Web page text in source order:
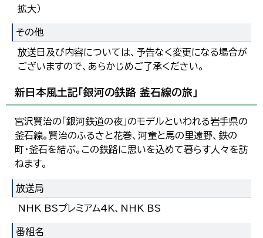
拡大）
その他
放送日及び内容については、予告なく変更になる場合が
ございますので、あらかじめご了承ください。
新日本風土記「銀河の鉄路 釜石線の旅」
宮沢賢治の「銀河鉄道の夜」のモデルといわれる岩手県の
釜石線。賢治のふるさと花巻、河童と馬の里遠野、鉄の
町・釜石を結ぶ。この鉄路に思いを込めて暮らす人々を訪
ねます。
放送局
NHK BSプレミアム4K、NHK BS
番組名